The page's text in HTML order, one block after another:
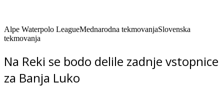
Alpe Waterpolo LeagueMednarodna tekmovanjaSlovenska
tekmovanja
Na Reki se bodo delile zadnje vstopnice
za Banja Luko